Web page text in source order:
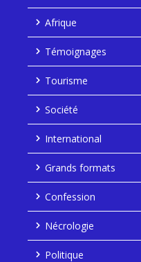
Afrique
Témoignages
Tourisme
Société
International
Grands formats
Confession
Nécrologie
Politique